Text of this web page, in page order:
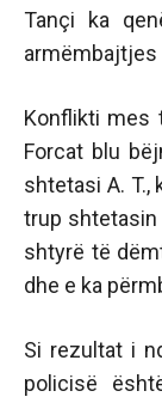
Tançi ka
armëmbajtjes
Konflikti mes
Forcat blu
shtetasi A.
trup shtetasin
shtyrë të
dhe e ka
Si rezultat i
policisë